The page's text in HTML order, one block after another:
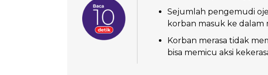
Sejumlah pengemudi
korban masuk ke dalam
Korban merasa tidak
bisa memicu aksi